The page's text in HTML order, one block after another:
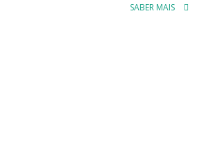
SABER MAIS